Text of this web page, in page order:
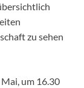
zu sehen
um 16.30